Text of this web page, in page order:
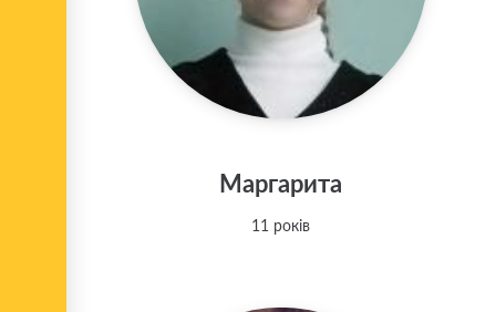
Маргарита
11 років